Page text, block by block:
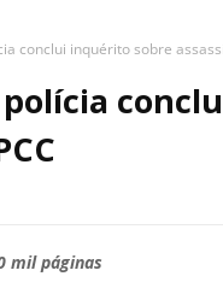
conclui inquérito sobre
polícia
mil páginas